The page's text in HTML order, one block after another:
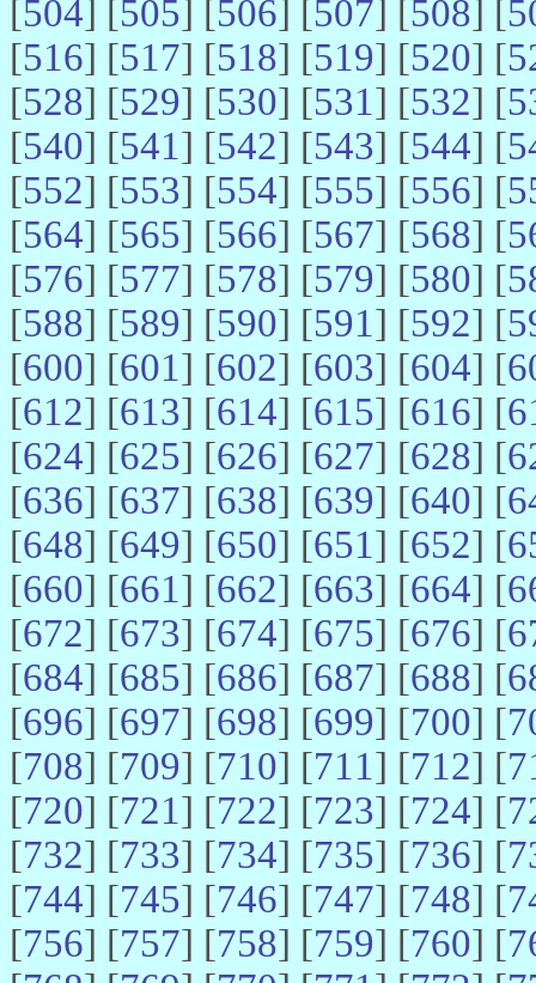
[504] [505] [506] [507] [508] [
[516] [517] [518] [519] [520] [
[528] [529] [530] [531] [532] [
[540] [541] [542] [543] [544] [
[552] [553] [554] [555] [556] [
[564] [565] [566] [567] [568] [
[576] [577] [578] [579] [580] [
[588] [589] [590] [591] [592] [
[600] [601] [602] [603] [604] [
[612] [613] [614] [615] [616] [
[624] [625] [626] [627] [628] [
[636] [637] [638] [639] [640] [
[648] [649] [650] [651] [652] [
[660] [661] [662] [663] [664] [
[672] [673] [674] [675] [676] [
[684] [685] [686] [687] [688] [
[696] [697] [698] [699] [700] [
[708] [709] [710] [711] [712] [
[720] [721] [722] [723] [724] [
[732] [733] [734] [735] [736] [
[744] [745] [746] [747] [748] [
[756] [757] [758] [759] [760] [